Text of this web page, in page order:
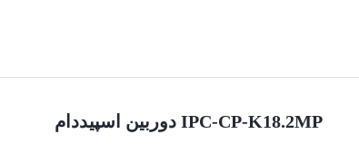
دوربین اسپیددام IPC-CP-K18.2MP